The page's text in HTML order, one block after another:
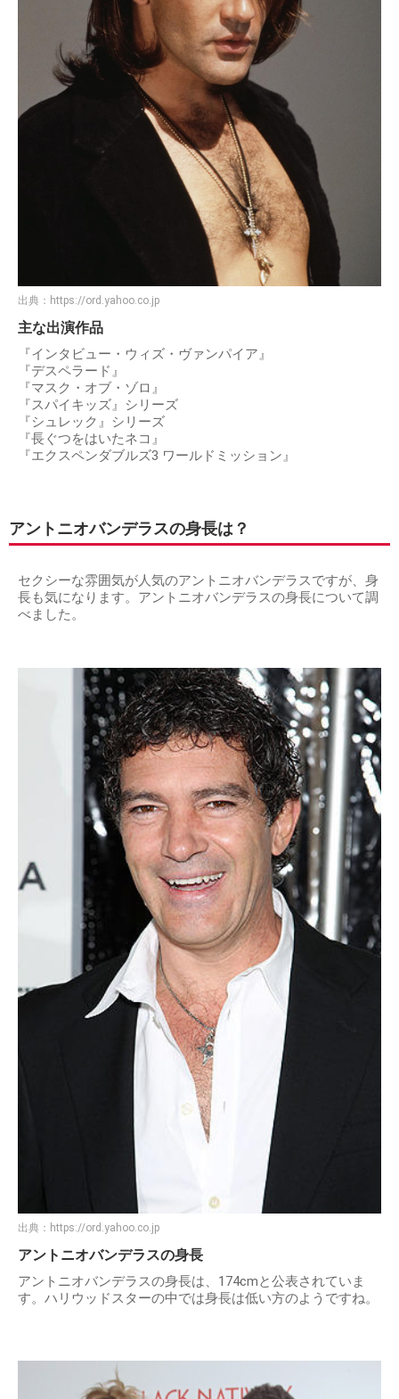
出典： https://ord.yahoo.co.jp
主な出演作品
『インタビュー・ウィズ・ヴァンパイア』
『デスペラード』
『マスク・オブ・ゾロ』
『スパイキッズ』シリーズ
『シュレック』シリーズ
『長ぐつをはいたネコ』
『エクスペンダブルズ3 ワールドミッション』
アントニオバンデラスの身長は？
セクシーな雰囲気が人気のアントニオバンデラスですが、身
長も気になります。アントニオバンデラスの身長について調
べました。
出典： https://ord.yahoo.co.jp
アントニオバンデラスの身長
アントニオバンデラスの身長は、174cmと公表されていま
す。ハリウッドスターの中では身長は低い方のようですね。